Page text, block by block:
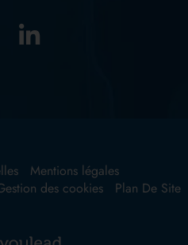
Mentions légales
des cookies Plan De Site